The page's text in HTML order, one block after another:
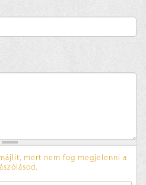
mert nem fog megjelenni a